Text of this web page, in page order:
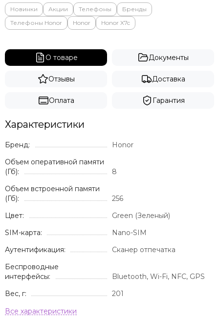
Новинки Акции Телефоны
Бренды
Телефоны Honor
Honor Honor X7c
О товаре Документы
Отзывы Доставка
Оплата Гарантия
Характеристики
Бренд:
Honor
Объем оперативной памяти
(Гб):
8
Объем встроенной памяти
(Гб):
256
Цвет:
Green (Зеленый)
SIM-карта:
Nano-SIM
Аутентификация:
Сканер отпечатка
Беспроводные
интерфейсы:
Bluetooth, Wi-Fi, NFC, GPS
Вес, г:
201